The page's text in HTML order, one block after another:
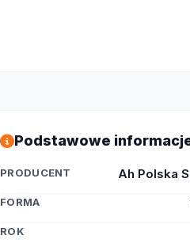
Podstawowe
PRODUCENT Ah Polska
FORMA
ROK